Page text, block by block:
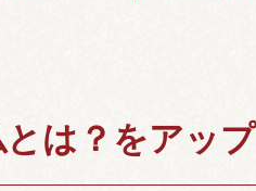
とは？をアッ